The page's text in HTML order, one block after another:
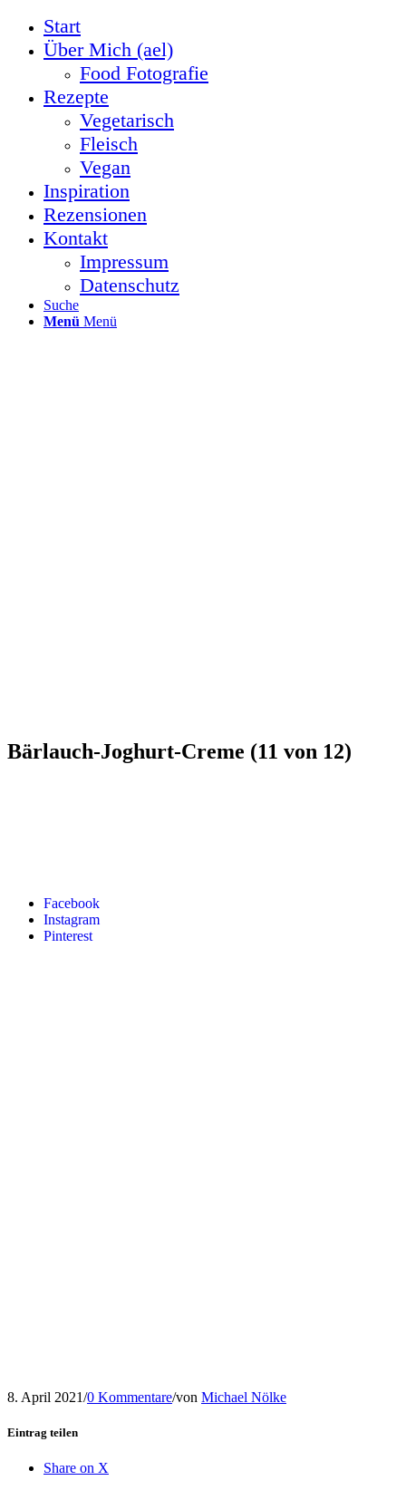
Start
Über Mich (ael)
Food Fotografie
Rezepte
Vegetarisch
Fleisch
Vegan
Inspiration
Rezensionen
Kontakt
Impressum
Datenschutz
Suche
Menü Menü
Facebook
Instagram
Pinterest
Bärlauch-Joghurt-Creme (11 von 12)
8. April 2021/0 Kommentare/von Michael Nölke
Eintrag teilen
Share on X